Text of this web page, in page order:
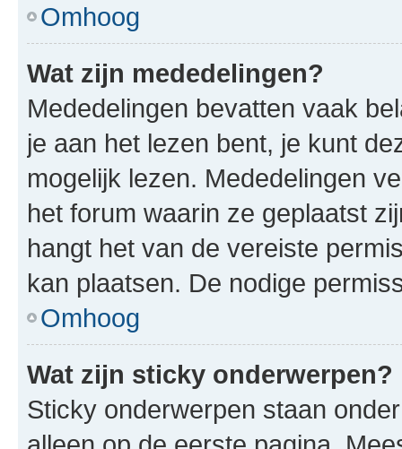
Omhoog
Wat zijn mededelingen?
Mededelingen bevatten vaak
je aan het lezen bent, je kunt
mogelijk lezen. Mededelingen
het forum waarin ze geplaatst
hangt het van de vereiste
kan plaatsen. De nodige
Omhoog
Wat zijn sticky onderwerpen?
Sticky onderwerpen staan